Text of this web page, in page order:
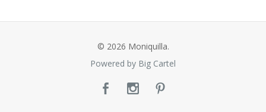
© 2026 Moniquilla.
Powered by Big Cartel